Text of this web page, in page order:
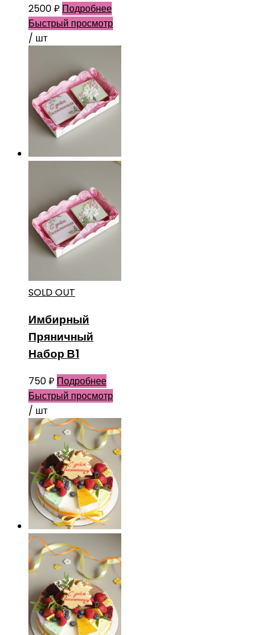
2500₽ Подробнее
Быстрый просмотр
/ шт
SOLD OUT
Имбирный
Пряничный
Набор В1
750₽ Подробнее
Быстрый просмотр
/ шт